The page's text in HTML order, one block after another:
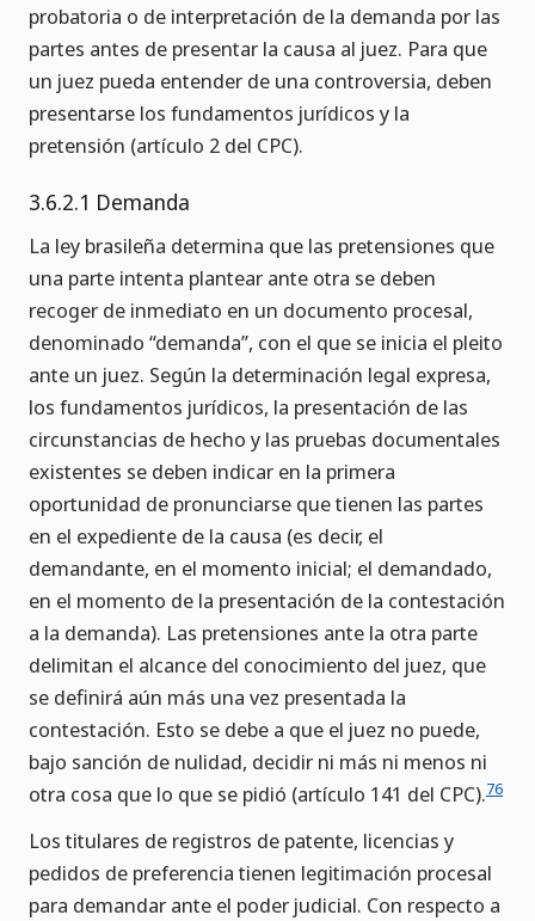
probatoria o de interpretación de la demanda por las
partes antes de presentar la causa al juez. Para que
un juez pueda entender de una controversia, deben
presentarse los fundamentos jurídicos y la
pretensión (artículo 2 del CPC).
3.6.2.1 Demanda
La ley brasileña determina que las pretensiones que
una parte intenta plantear ante otra se deben
recoger de inmediato en un documento procesal,
denominado “demanda”, con el que se inicia el pleito
ante un juez. Según la determinación legal expresa,
los fundamentos jurídicos, la presentación de las
circunstancias de hecho y las pruebas documentales
existentes se deben indicar en la primera
oportunidad de pronunciarse que tienen las partes
en el expediente de la causa (es decir, el
demandante, en el momento inicial; el demandado,
en el momento de la presentación de la contestación
a la demanda). Las pretensiones ante la otra parte
delimitan el alcance del conocimiento del juez, que
se definirá aún más una vez presentada la
contestación. Esto se debe a que el juez no puede,
bajo sanción de nulidad, decidir ni más ni menos ni
otra cosa que lo que se pidió (artículo 141 del CPC).76
Los titulares de registros de patente, licencias y
pedidos de preferencia tienen legitimación procesal
para demandar ante el poder judicial. Con respecto a